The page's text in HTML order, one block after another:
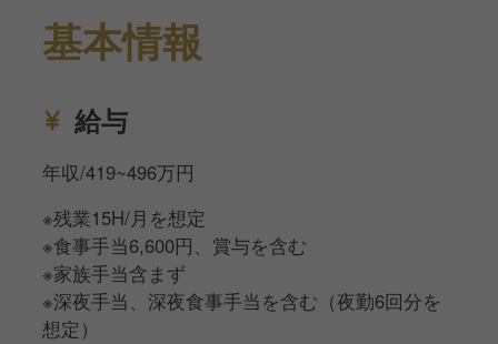
基本情報
給与
年収/419~496万円
※残業15H/月を想定
※食事手当6,600円、賞与を含む
※家族手当含まず
※深夜手当、深夜食事手当を含む（夜勤6回分を
想定）